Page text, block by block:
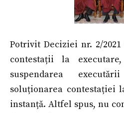
Potrivit Deciziei nr. 2/
contestații la
suspendarea
soluționarea contestației
instanță. Altfel spus, nu